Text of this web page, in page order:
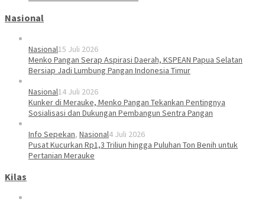
Nasional
Nasional15 Juli 2026
Menko Pangan Serap Aspirasi Daerah, KSPEAN Papua Selatan
Bersiap Jadi Lumbung Pangan Indonesia Timur
Nasional14 Juli 2026
Kunker di Merauke, Menko Pangan Tekankan Pentingnya
Sosialisasi dan Dukungan Pembangun Sentra Pangan
Info Sepekan, Nasional4 Juli 2026
Pusat Kucurkan Rp1,3 Triliun hingga Puluhan Ton Benih untuk
Pertanian Merauke
Kilas